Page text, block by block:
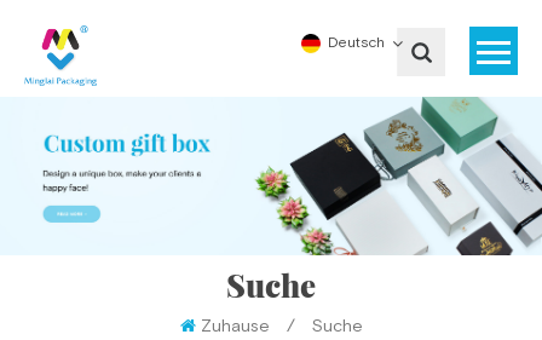
Deutsch
Suche
Zuhause / Suche